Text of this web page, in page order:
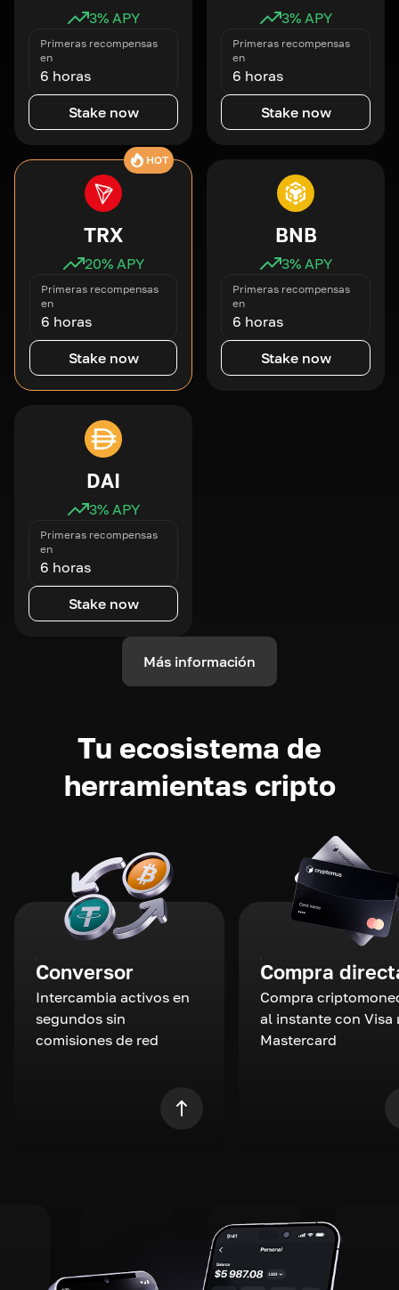
3% APY
Primeras recompensas
en
6 horas
Stake now
3% APY
Primeras recompensas
en
6 horas
Stake now
HOT
TRX
20% APY
Primeras recompensas
en
6 horas
Stake now
BNB
3% APY
Primeras recompensas
en
6 horas
Stake now
DAI
3% APY
Primeras recompensas
en
6 horas
Stake now
Más información
Tu ecosistema de
herramientas cripto
Conversor
Intercambia activos en
segundos sin
comisiones de red
Compra
Compra
al instante con Visa
Mastercard